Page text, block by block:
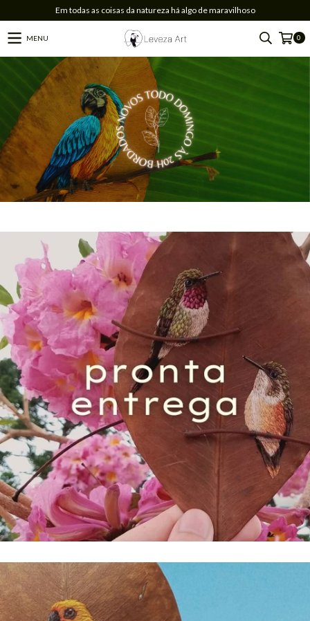
Em todas as coisas da natureza há algo de maravilhoso
MENU 0